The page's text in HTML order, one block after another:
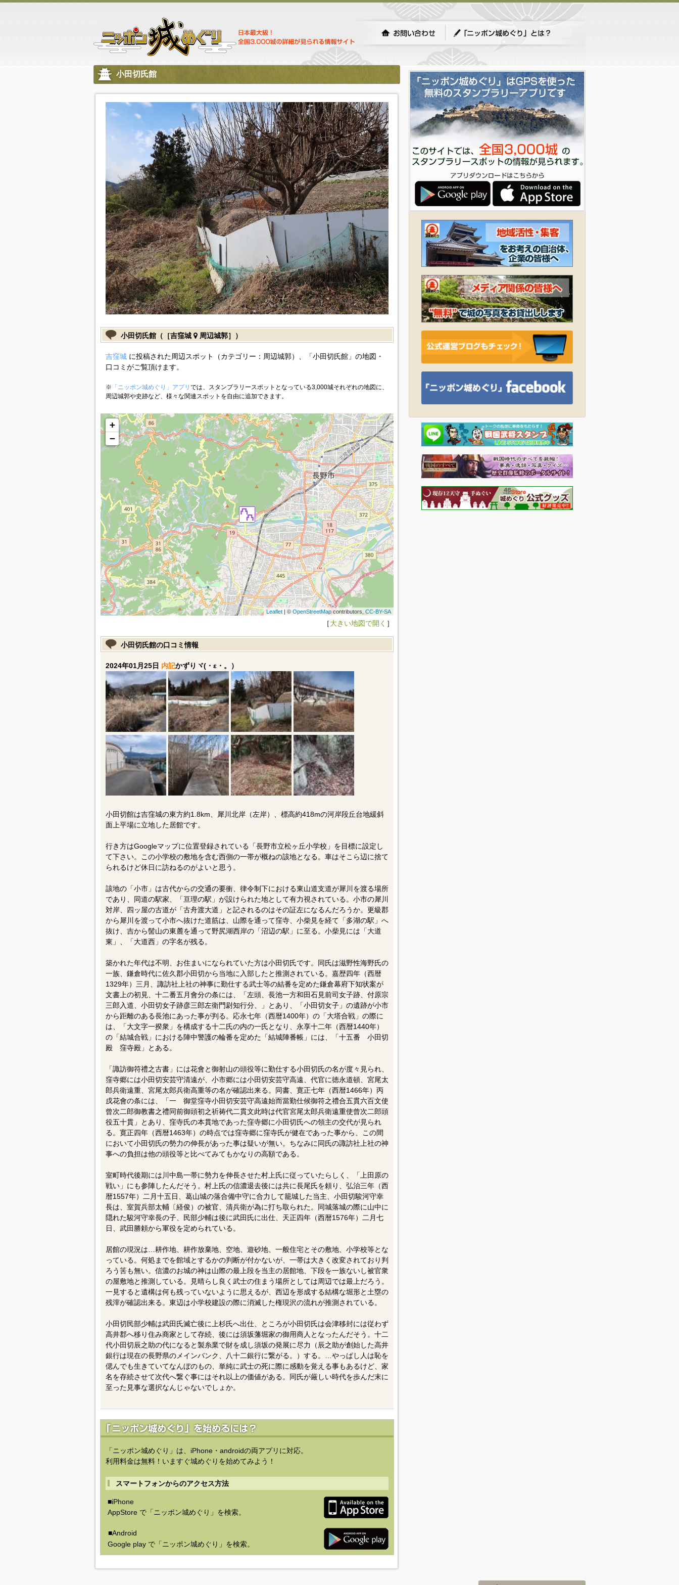
小田切氏館
小田切氏館（［吉窪城 周辺城郭］）
吉窪城に投稿された周辺スポット（カテゴリー：周辺城郭）、「小田切氏館」の地図・
口コミがご覧頂けます。
※ 「ニッポン城めぐり」アプリ では、スタンプラリースポットとなっている3,000城それぞれの地図に、
周辺城郭や史跡など、様々な関連スポットを自由に追加できます。
+
−
Leaflet| © OpenStreetMapcontributors, CC-BY-SA
［大きい地図で開く ］
小田切氏館の口コミ情報
2024年01月25日 内記かずりヾ(・ε・。）
小田切館は吉窪城の東方約1.8km、犀川北岸（左岸）、標高約418mの河岸段丘台地緩斜
面上平場に立地した居館です。
行き方はGoogleマップに位置登録されている「長野市立松ヶ丘小学校」を目標に設定し
て下さい。この小学校の敷地を含む西側の一帯が概ねの該地となる。車はそこら辺に捨て
られるけど休日に訪ねるのがよいと思う。
該地の「小市」は古代からの交通の要衝、律令制下における東山道支道が犀川を渡る場所
であり、同道の駅家、「亘理の駅」が設けられた地として有力視されている。小市の犀川
対岸、四ッ屋の古道が「古舟渡大道」と記されるのはその証左になるんだろうか。更級郡
から犀川を渡って小市へ抜けた道筋は、山際を通って窪寺、小柴見を経て「多湖の駅」へ
抜け、吉から髻山の東麓を通って野尻湖西岸の「沼辺の駅」に至る。小柴見には「大道
東」、「大道西」の字名が残る。
築かれた年代は不明、お住まいになられていた方は小田切氏です。同氏は滋野性海野氏の
一族、鎌倉時代に佐久郡小田切から当地に入部したと推測されている。嘉歴四年（西暦
1329年）三月、諏訪社上社の神事に勤仕する武士等の結番を定めた鎌倉幕府下知状案が
文書上の初見、十二番五月會分の条には、「左頭、長池一方和田石見前司女子跡、付原宗
三郎入道、小田切女子跡彦三郎左衛門尉知行分、」とあり、「小田切女子」の遺跡が小市
から距離のある長池にあった事が判る。応永七年（西暦1400年）の「大塔合戦」の際に
は、「大文字一揆衆」を構成する十二氏の内の一氏となり、永享十二年（西暦1440年）
の「結城合戦」における陣中警護の輪番を定めた「結城陣番帳」には、「十五番 小田切
殿 窪寺殿」とある。
「諏訪御符禮之古書」には花會と御射山の頭役等に勤仕する小田切氏の名が度々見られ、
窪寺郷には小田切安芸守清遠が、小市郷には小田切安芸守高遠、代官に徳永道頓、宮尾太
郎兵衛遠重、宮尾太郎兵衛高重等の名が確認出来る。同書、寛正七年（西暦1466年）丙
戌花會の条には、「一 御堂窪寺小田切安芸守高遠始而當勤仕候御符之禮合五貫六百文使
曾次二郎御教書之禮同前御頭初之祈祷代二貫文此時は代官宮尾太郎兵衛遠重使曾次二郎頭
役五十貫」とあり、窪寺氏の本貫地であった窪寺郷に小田切氏への領主の交代が見られ
る。寛正四年（西暦1463年）の時点では窪寺郷に窪寺氏が健在であった事から、この間
において小田切氏の勢力の伸長があった事は疑いが無い。ちなみに同氏の諏訪社上社の神
事への負担は他の頭役等と比べてみてもかなりの高額である。
室町時代後期には川中島一帯に勢力を伸長させた村上氏に従っていたらしく、「上田原の
戦い」にも参陣したんだそう。村上氏の信濃退去後には共に長尾氏を頼り、弘治三年（西
暦1557年）二月十五日、葛山城の落合備中守に合力して籠城した当主、小田切駿河守幸
長は、室賀兵部太輔〔経俊）の被官、清兵衛が為に打ち取られた。同城落城の際に山中に
隠れた駿河守幸長の子、民部少輔は後に武田氏に出仕、天正四年（西暦1576年）二月七
日、武田勝頼から軍役を定められている。
居館の現況は…耕作地、耕作放棄地、空地、遊砂地、一般住宅とその敷地、小学校等とな
っている。何処までを館域とするかの判断が付かないが、一帯は大きく改変されており判
ろう筈も無い。信濃のお城の神は山際の最上段を当主の居館地、下段を一族ないし被官衆
の屋敷地と推測している。見晴らし良く武士の住まう場所としては周辺では最上だろう。
一見すると遺構は何も残っていないように思えるが、西辺を形成する結構な堀形と土塁の
残滓が確認出来る。東辺は小学校建設の際に消滅した権現沢の流れが推測されている。
小田切民部少輔は武田氏滅亡後に上杉氏へ出仕、ところが小田切氏は会津移封には従わず
高井郡へ移り住み商家として存続、後には須坂藩堀家の御用商人となったんだそう。十二
代小田切辰之助の代になると製糸業で財を成し須坂の発展に尽力（辰之助が創始した高井
銀行は現在の長野県のメインバンク、八十二銀行に繋がる。）する。…やっぱし人は恥を
偲んでも生きていてなんぼのもの、単純に武士の死に際に感動を覚える事もあるけど、家
名を存続させて次代へ繋ぐ事にはそれ以上の価値がある。同氏が厳しい時代を歩んだ末に
至った見事な選択なんじゃないでしょか。
「ニッポン城めぐり」は、iPhone・androidの両アプリに対応。
利用料金は無料！いますぐ城めぐりを始めてみよう！
スマートフォンからのアクセス方法
■iPhone
AppStore で「ニッポン城めぐり」を検索。
■Android
Google play で「ニッポン城めぐり」を検索。